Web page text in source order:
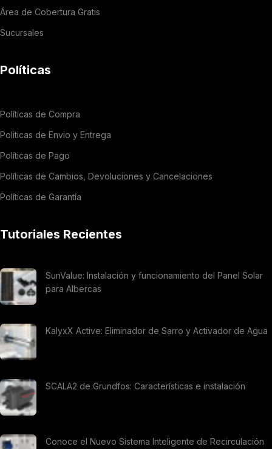
Área de Cobertura Gratis
Sucursales
Políticas
Políticas de Compra
Politicas de Envio y Entrega
Políticas de Pago
Políticas de Cambios, Devoluciones y Cancelaciones
Políticas de Garantía
Tutoriales Recientes
SunValue: Instalación y funcionamiento del Panel Solar
para Albercas
KalyxX Active: Eliminador de Sarro y Activador de Agua
SCALA2 de Grundfos: Características e instalación
Conoce el Nuevo Sistema Inteligente de Recirculación